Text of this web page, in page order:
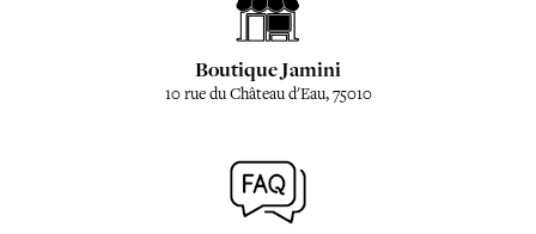
Boutique Jamini
10 rue du Château d'Eau, 75010